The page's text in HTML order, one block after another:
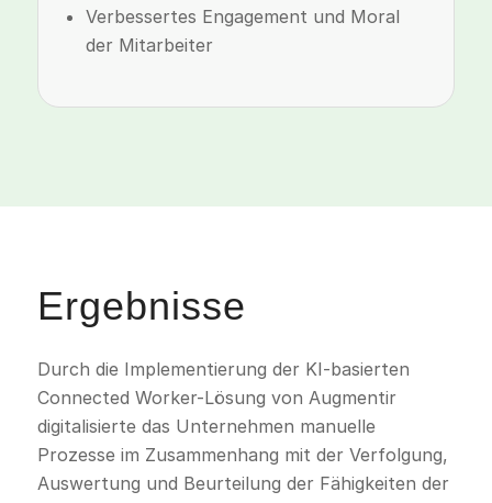
Verbessertes Engagement und Moral
der Mitarbeiter
Ergebnisse
Durch die Implementierung der KI-basierten
Connected Worker-Lösung von Augmentir
digitalisierte das Unternehmen manuelle
Prozesse im Zusammenhang mit der Verfolgung,
Auswertung und Beurteilung der Fähigkeiten der